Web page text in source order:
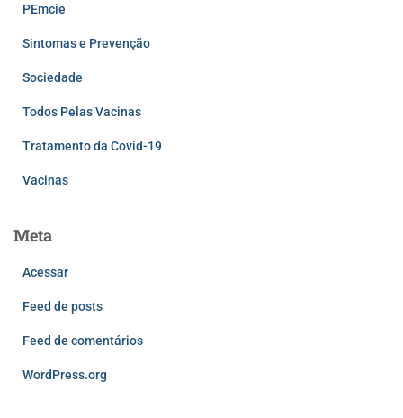
PEmcie
Sintomas e Prevenção
Sociedade
Todos Pelas Vacinas
Tratamento da Covid-19
Vacinas
Meta
Acessar
Feed de posts
Feed de comentários
WordPress.org